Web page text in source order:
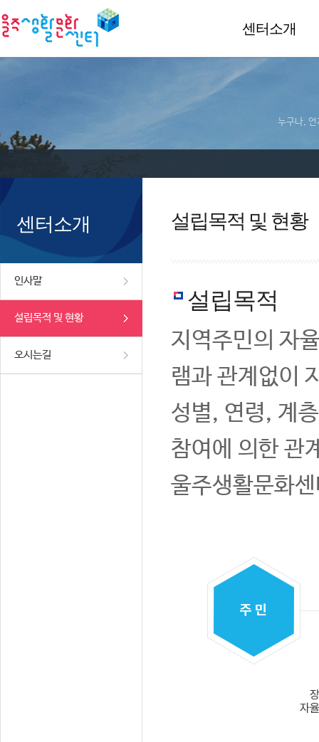
센터소개
누구나, 언
센터소개
인사말
설립목적 및 현황
오시는길
설립목적 및 현황
설립목적
지역주민의 자
램과 관계없이
성별, 연령, 계
참여에 의한 관
울주생활문화